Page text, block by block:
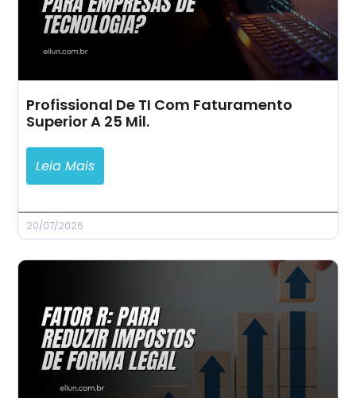
Profissional De TI Com Faturamento
Superior A 25 Mil.
Leia Mais
20/07/2026